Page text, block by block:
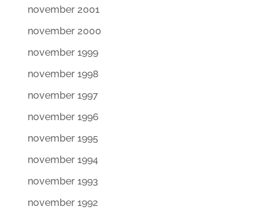
november 2001
november 2000
november 1999
november 1998
november 1997
november 1996
november 1995
november 1994
november 1993
november 1992